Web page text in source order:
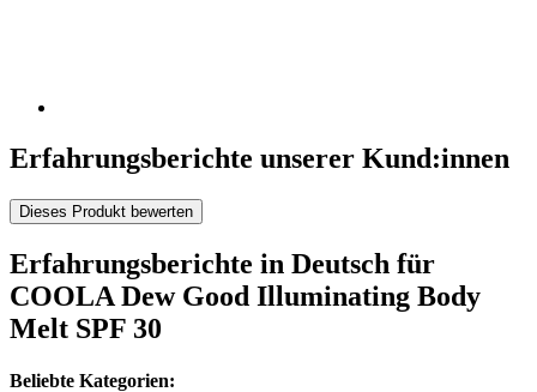
Erfahrungsberichte unserer Kund:innen
Dieses Produkt bewerten
Erfahrungsberichte in Deutsch für
COOLA Dew Good Illuminating Body
Melt SPF 30
Beliebte Kategorien: